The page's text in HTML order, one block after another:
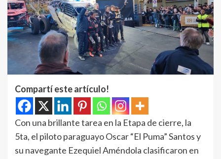
Compartí este artículo!
Con una brillante tarea en la Etapa de cierre, la
5ta, el piloto paraguayo Oscar “El Puma” Santos y
su navegante Ezequiel Améndola clasificaron en